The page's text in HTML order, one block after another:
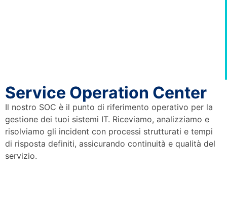
Service Operation Center
Il nostro SOC è il punto di riferimento operativo per la
gestione dei tuoi sistemi IT. Riceviamo, analizziamo e
risolviamo gli incident con processi strutturati e tempi
di risposta definiti, assicurando continuità e qualità del
servizio.